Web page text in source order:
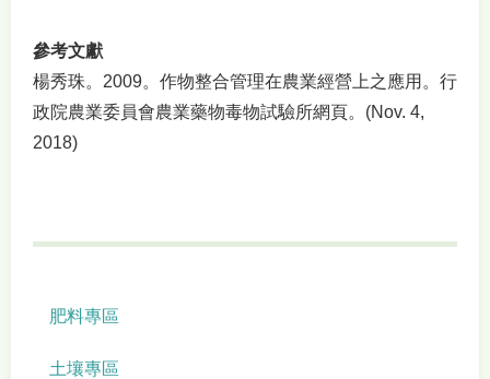
參考文獻
楊秀珠。2009。作物整合管理在農業經營上之應用。行
政院農業委員會農業藥物毒物試驗所網頁。(Nov. 4,
2018)
肥料專區
土壤專區